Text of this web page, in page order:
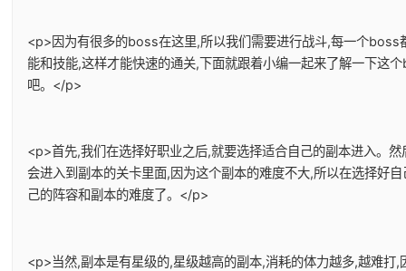
<p>因为有很多的boss在这里,所以我们需要进行战斗,每一个boss
能和技能,这样才能快速的通关,下面就跟着小编一起来了解一下这
吧。</p>
<p>首先,我们在选择好职业之后,就要选择适合自己的副本进入。
会进入到副本的关卡里面,因为这个副本的难度不大,所以在选择好
己的阵容和副本的难度了。</p>
<p>当然,副本是有星级的,星级越高的副本,消耗的体力越多,越难打,